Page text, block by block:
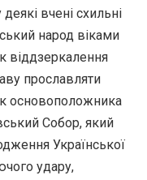
вчені схильні
народ віками
віддзеркалення
прославляти
основоположника
Собор, який
Української
удару,